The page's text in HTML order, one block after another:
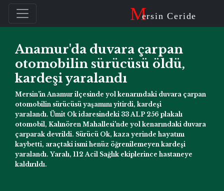
Mersin Ceride
Anamur'da duvara çarpan
otomobilin sürücüsü öldü,
kardeşi yaralandı
Mersin'in Anamur ilçesinde yol kenarındaki duvara çarpan
otomobilin sürücüsü yaşamını yitirdi, kardeşi
yaralandı. Ümit Ok idaresindeki 33 ALP 256 plakalı
otomobil, Kalınören Mahallesi'nde yol kenarındaki duvara
çarparak devrildi. Sürücü Ok, kaza yerinde hayatını
kaybetti, araçtaki ismi henüz öğrenilemeyen kardeşi
yaralandı. Yaralı, 112 Acil Sağlık ekiplerince hastaneye
kaldırıldı.